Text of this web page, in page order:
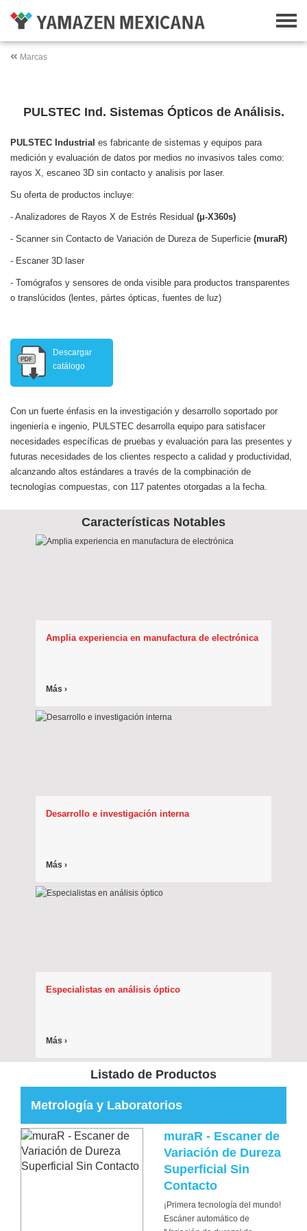
Marcas
PULSTEC Ind. Sistemas Ópticos de Análisis.
PULSTEC Industrial es fabricante de sistemas y equipos para
medición y evaluación de datos por medios no invasivos tales como:
rayos X, escaneo 3D sin contacto y analisis por laser.
Su oferta de productos incluye:
- Analizadores de Rayos X de Estrés Residual (μ-X360s)
- Scanner sin Contacto de Variación de Dureza de Superficie (muraR)
- Escaner 3D laser
- Tomógrafos y sensores de onda visible para productos transparentes
o translúcidos (lentes, pártes ópticas, fuentes de luz)
Descargar
catálogo
Con un fuerte énfasis en la investigación y desarrollo soportado por
ingeniería e ingenio, PULSTEC desarrolla equipo para satisfacer
necesidades específicas de pruebas y evaluación para las presentes y
futuras necesidades de los clientes respecto a calidad y productividad,
alcanzando altos estándares a través de la compbinación de
tecnologías compuestas, con 117 patentes otorgadas a la fecha.
Características Notables
Amplia experiencia en manufactura de electrónica
Más ›
Desarrollo e investigación interna
Más ›
Especialistas en análisis óptico
Más ›
Listado de Productos
Metrología y Laboratorios
muraR - Escaner de
Variación de Dureza
Superficial Sin
Contacto
¡Primera tecnología del mundo!
Escáner automático de